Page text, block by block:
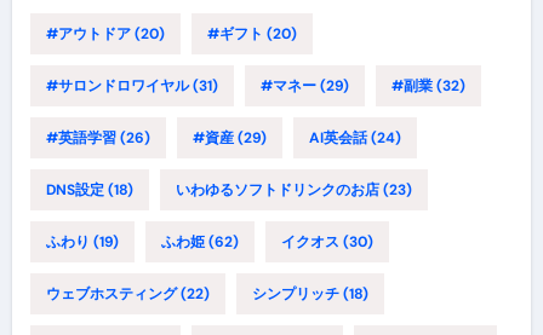
#アウトドア(20) #ギフト (20)
#サロンドロワイヤル(31) #マネー(29) #副業(32)
#英語学習(26) #資産(29) AI英会話(24)
DNS設定(18) いわゆるソフトドリンクのお店(23)
ふわり (19) ふわ姫(62) イクオス (30)
ウェブホスティング(22) シンプリッチ(18)